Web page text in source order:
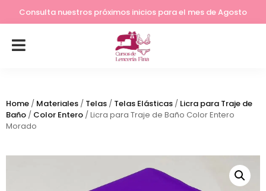
Consulta nuestros próximos inicios para el mes de Agosto
Lleva tu costura a otro nivel
Home / Materiales / Telas / Telas Elásticas / Licra para Traje de
Baño / Color Entero / Licra para Traje de Baño Color Entero
Morado